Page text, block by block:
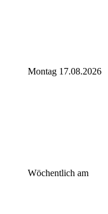
Montag 17.08.2026
Wöchentlich am